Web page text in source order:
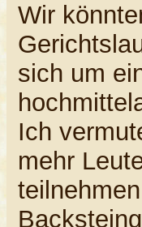
Wir
sich um
Ich
mehr